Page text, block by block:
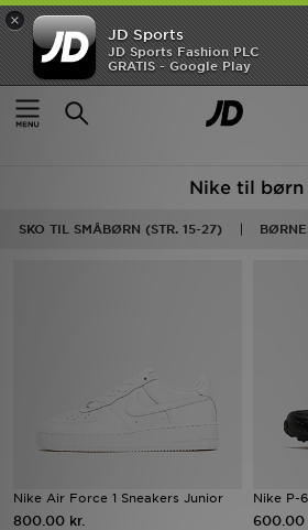
×
JD Sports
JD Sports Fashion PLC
GRATIS - Google Play
Hjem
Børn
651 Produkter fundet
Nike til børn
SKO TIL SMÅBØRN (STR. 15-27)
Nike Air Force 1 Sneakers Junior
800.00 kr.
Nike P-
600.00
Hjem
Udsalg
Damer
Sport